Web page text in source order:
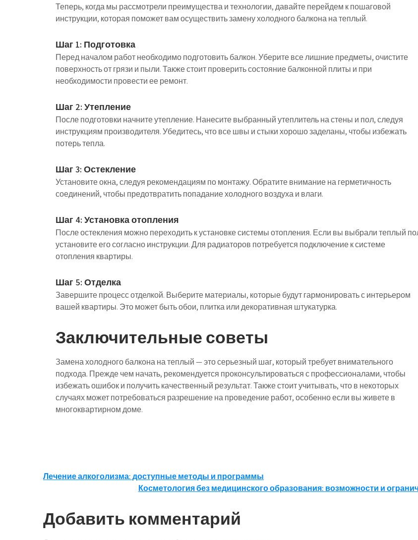
Теперь, когда мы рассмотрели преимущества и технологии, давайте перейдем к пошаговой
инструкции, которая поможет вам осуществить замену холодного балкона на теплый.
Шаг 1: Подготовка
Перед началом работ необходимо подготовить балкон. Уберите все лишние предметы, очистите
поверхность от грязи и пыли. Также стоит проверить состояние балконной плиты и при
необходимости провести ее ремонт.
Шаг 2: Утепление
После подготовки начните утепление. Нанесите выбранный утеплитель на стены и пол, следуя
инструкциям производителя. Убедитесь, что все швы и стыки хорошо заделаны, чтобы избежать
потерь тепла.
Шаг 3: Остекление
Установите окна, следуя рекомендациям по монтажу. Обратите внимание на герметичность
соединений, чтобы предотвратить попадание холодного воздуха и влаги.
Шаг 4: Установка отопления
После остекления можно переходить к установке системы отопления. Если вы выбрали теплый
установите его согласно инструкции. Для радиаторов потребуется подключение к системе
отопления квартиры.
Шаг 5: Отделка
Завершите процесс отделкой. Выберите материалы, которые будут гармонировать с интерьером
вашей квартиры. Это может быть обои, плитка или декоративная штукатурка.
Заключительные советы
Замена холодного балкона на теплый — это серьезный шаг, который требует внимательного
подхода. Прежде чем начать, рекомендуется проконсультироваться с профессионалами, чтобы
избежать ошибок и получить качественный результат. Также стоит учитывать, что в некоторых
случаях может потребоваться разрешение на проведение работ, особенно если вы живете в
многоквартирном доме.
Навигация
записям
Лечение алкоголизма: доступные методы и программы
Косметология без медицинского образования: возможности и
Добавить комментарий